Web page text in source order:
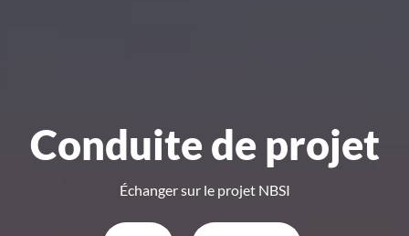
Conduite de projet
Échanger sur le projet NBSI